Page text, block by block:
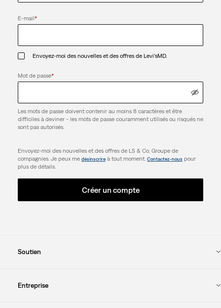
E-mail*
Envoyez-moi des nouvelles et des offres de Levi’sMD.
Mot de passe*
Les mots de passe doivent contenir au moins 8 caractères et être
difficiles à deviner - les mots de passe couramment utilisés ou risqués ne
sont pas autorisés.
Envoyez-moi des nouvelles et des offres de LS & Co. Groupe de
compagnies. Je peux me désinscrireà tout moment. Contactez-nouspour
plus de détails.
Créer un compte
Soutien
Entreprise